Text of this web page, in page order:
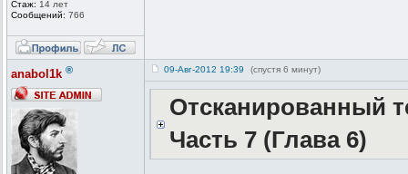
Стаж: 14 лет
Сообщений: 766
anabol1k ® 09-Авг-2012 19:39 (спустя 6 минут)
Отсканированный
Часть 7 (Глава 6)